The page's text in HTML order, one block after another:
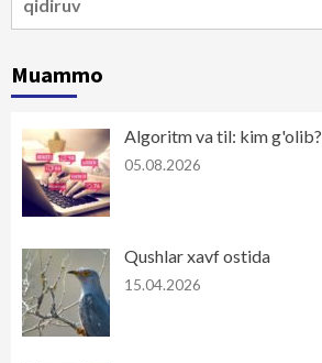
Muammo
Algoritm va til: kim g'olib?
05.08.2026
Qushlar xavf ostida
15.04.2026